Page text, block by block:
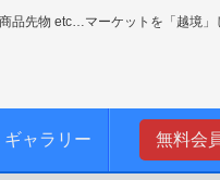
品先物 etc…マーケットを「越境
無料会
ギャラリー